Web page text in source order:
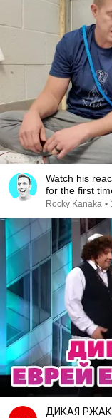
Watch his
for the first
Rocky Kanaka •
ДИКАЯ